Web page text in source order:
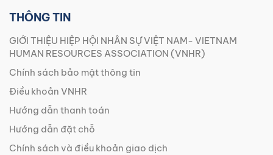
THÔNG TIN
GIỚI THIỆU HIỆP HỘI NHÂN SỰ VIỆT NAM- VIETNAM
HUMAN RESOURCES ASSOCIATION (VNHR)
Chính sách bảo mật thông tin
Điều khoản VNHR
Hướng dẫn thanh toán
Hướng dẫn đặt chỗ
Chính sách và điều khoản giao dịch